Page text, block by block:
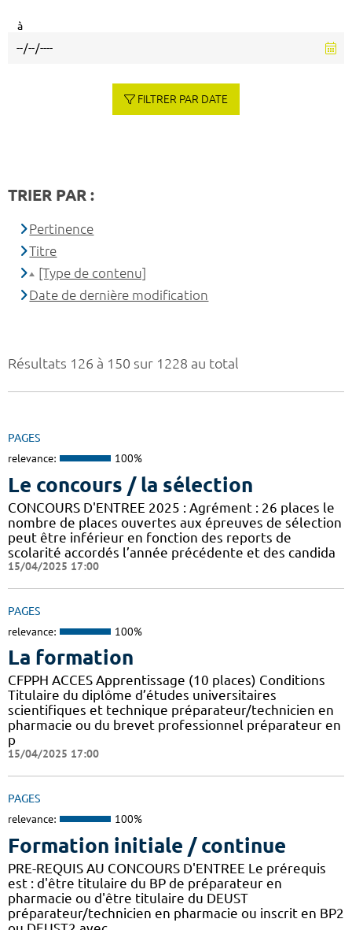
Résultats 126 à 150 sur 1228 au total
PAGES
relevance: 100%
Le concours / la sélection
CONCOURS D'ENTREE 2025 : Agrément : 26 places le
nombre de places ouvertes aux épreuves de sélection
peut être inférieur en fonction des reports de
scolarité accordés l’année précédente et des candida
15/04/2025 17:00
PAGES
relevance: 100%
La formation
CFPPH ACCES Apprentissage (10 places) Conditions
Titulaire du diplôme d’études universitaires
scientifiques et technique préparateur/technicien en
pharmacie ou du brevet professionnel préparateur en
p
15/04/2025 17:00
PAGES
relevance: 100%
Formation initiale / continue
PRE-REQUIS AU CONCOURS D'ENTREE Le prérequis
est : d'être titulaire du BP de préparateur en
pharmacie ou d'être titulaire du DEUST
préparateur/technicien en pharmacie ou inscrit en BP2
à
FILTRER PAR DATE
TRIER PAR :
Pertinence
Titre
[Type de contenu]
Date de dernière modification